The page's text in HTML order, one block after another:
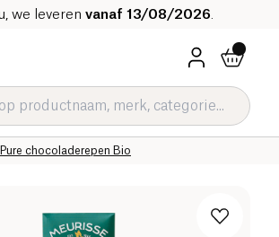
we leveren vanaf 13/08/2026
Pure chocoladerepen Bio
Zoetwaren Bio
catalogus